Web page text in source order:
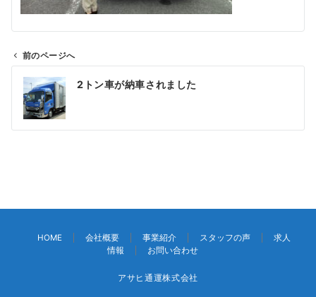
ビ
前のページへ
2トン車が納車されました
HOME 会社概要 事業紹介 スタッフの声
求人
情報
お問い合わせ
アサヒ通運株式会社